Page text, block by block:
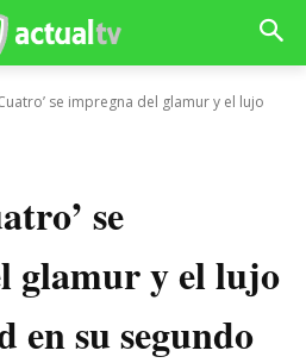
se impregna del glamur y el lujo
se
glamur y el lujo
en su segundo